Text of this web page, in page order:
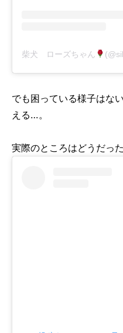
柴犬 ローズちゃん
でも困っている様子はな
える…。
実際のところはどうだっ